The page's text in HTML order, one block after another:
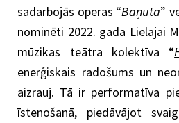
sadarbojās operas “Baņuta”
nominēti 2022. gada Lielajai
mūzikas teātra kolektīva “
enerģiskais radošums un
aizrauj. Tā ir performatīva
īstenošanā, piedāvājot